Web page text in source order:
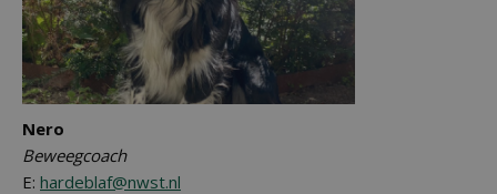
Nero
Beweegcoach
E: hardeblaf@nwst.nl